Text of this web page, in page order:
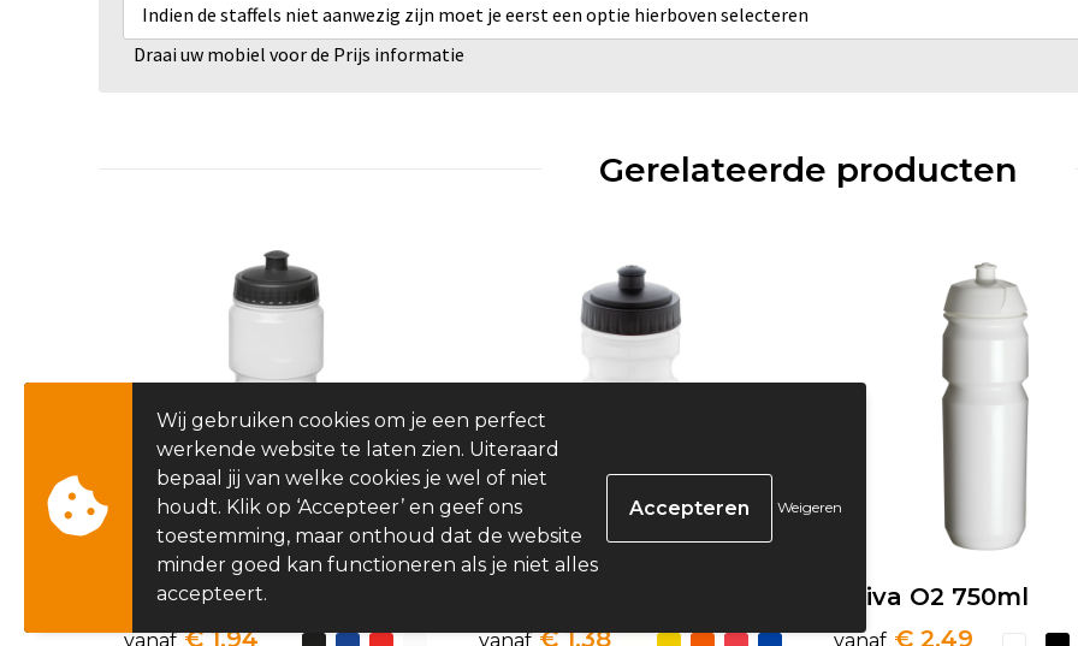
Indien de staffels niet aanwezig zijn moet je eerst een optie hierboven selecteren
Draai uw mobiel voor de Prijs informatie
Gerelateerde producten
Bidon 750 ml
vanaf € 1,94 vanaf € 1,38
Shiva O2 750ml
vanaf € 2,49
Wij gebruiken cookies om je een perfect
werkende website te laten zien. Uiteraard
bepaal jij van welke cookies je wel of niet
houdt. Klik op ‘Accepteer’ en geef ons
toestemming, maar onthoud dat de website
minder goed kan functioneren als je niet alles
accepteert.
Weigeren